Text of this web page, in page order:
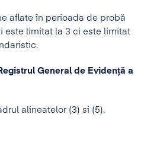
aflate în perioada de probă
este limitat la 3 ci este limitat
General de Evidenţă a
alineatelor (3) si (5).